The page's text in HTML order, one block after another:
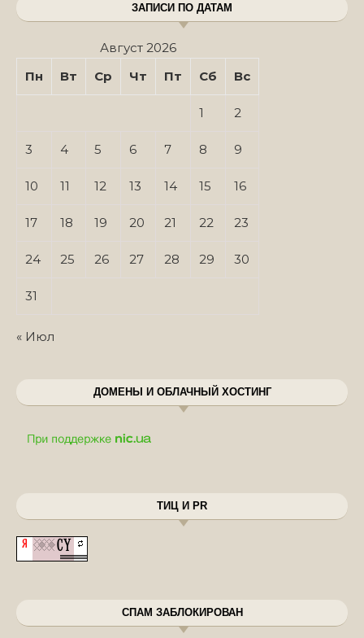
ЗАПИСИ ПО ДАТАМ
Август 2026
Пн
Вт Ср Чт Пт Сб Вс
1 2
3 4 5 6 7 8 9
10 11 12 13 14 15 16
17 18 19 20 21 22 23
24 25 26 27 28 29 30
31
« Июл
ДОМЕНЫ И ОБЛАЧНЫЙ ХОСТИНГ
ТИЦ И PR
СПАМ ЗАБЛОКИРОВАН